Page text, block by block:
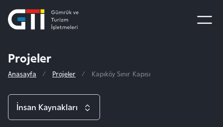
Projeler
Anasayfa Projeler Kapıköy Sınır Kapısı
İnsan Kaynakları